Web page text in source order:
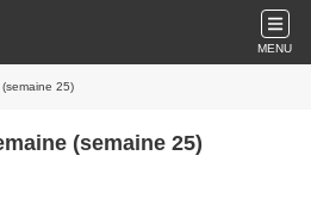
MENU
25)
Les peuples de la semaine (semaine 25)